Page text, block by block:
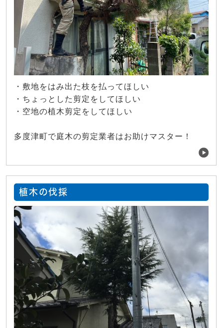
・敷地をはみ出た枝を払ってほしい
・ちょっとした剪定をしてほしい
・空地の植木剪定をしてほしい
多度津町で庭木の剪定業者はお助けマスター！
植木の伐採